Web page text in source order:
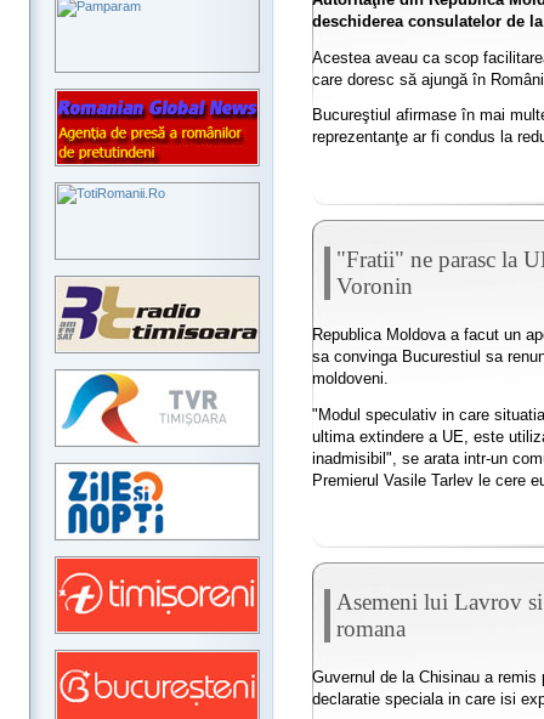
deschiderea consulatelor de
Acestea aveau ca scop
care doresc să ajungă în
Bucureştiul afirmase în mai
reprezentanţe ar fi condus la
"Fratii" ne parasc la
Voronin
Republica Moldova a facut un
sa convinga Bucurestiul sa
moldoveni.
"Modul speculativ in care
ultima extindere a UE, este
inadmisibil", se arata intr-un
Premierul Vasile Tarlev le cere
Asemeni lui Lavrov si
romana
Guvernul de la Chisinau a remis
declaratie speciala in care isi